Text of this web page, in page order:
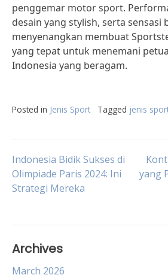
penggemar motor sport.
desain yang stylish, serta sensasi
menyenangkan membuat
yang tepat untuk menemani
Indonesia yang beragam.
Posted in Jenis Sport Tagged jenis
Post
navigation
Indonesia Bidik Sukses di
Olimpiade Paris 2024: Ini
Strategi Mereka
yang
Archives
March 2026